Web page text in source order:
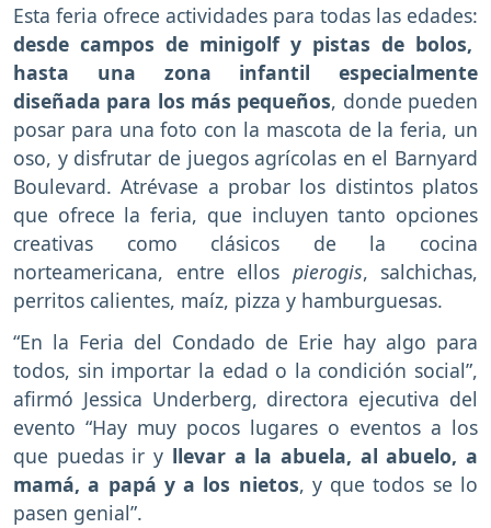
Esta feria ofrece actividades para todas las edades:
desde campos de minigolf y pistas de bolos,
hasta una zona infantil especialmente
diseñada para los más pequeños, donde pueden
posar para una foto con la mascota de la feria, un
oso, y disfrutar de juegos agrícolas en el Barnyard
Boulevard. Atrévase a probar los distintos platos
que ofrece la feria, que incluyen tanto opciones
creativas como clásicos de la cocina
norteamericana, entre ellos pierogis, salchichas,
perritos calientes, maíz, pizza y hamburguesas.
“En la Feria del Condado de Erie hay algo para
todos, sin importar la edad o la condición social”,
afirmó Jessica Underberg, directora ejecutiva del
evento “Hay muy pocos lugares o eventos a los
que puedas ir y llevar a la abuela, al abuelo, a
mamá, a papá y a los nietos, y que todos se lo
pasen genial”.